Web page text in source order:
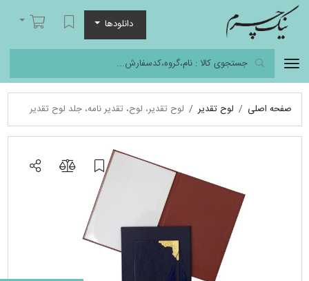
دانلودها
لیست مورد علاقه
سبد خرید
صفحه اصلی لوح تقدیر لوح تقدیر، لوح، تقدیر نامه، جلد لوح تقدیر